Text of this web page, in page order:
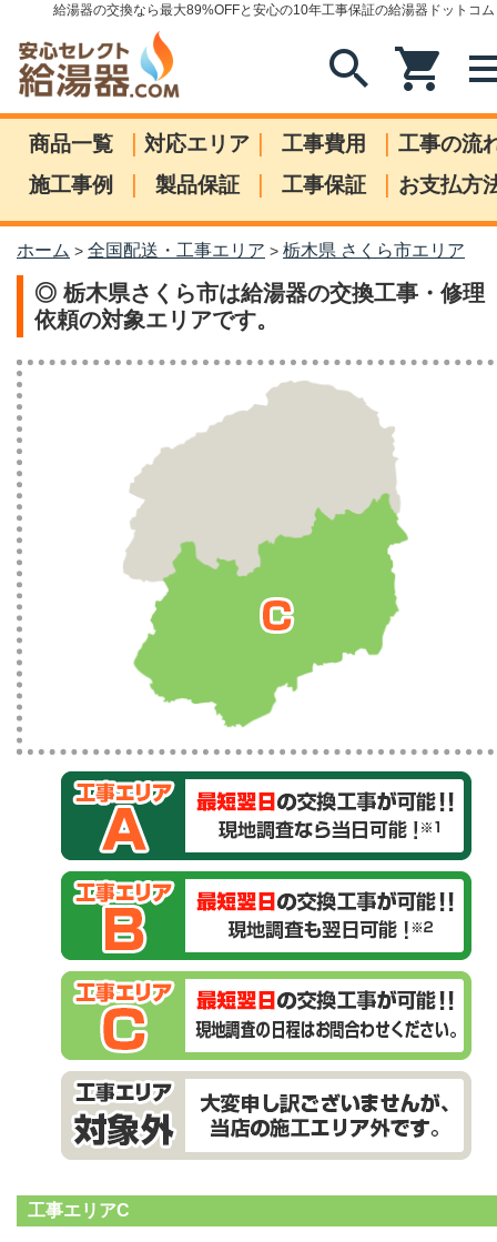
給湯器の交換なら最大89%OFFと安心の10年工事保証の給湯器ドットコム
search shopping_cart
商品一覧 | 対応エリア | 工事費用 | 工事の流
施工事例
| 製品保証 | 工事保証 | お支払方
ホーム > 全国配送・工事エリア > 栃木県 さくら市エリア
◎ 栃木県さくら市は給湯器の交換工事・修理
依頼の対象エリアです。
工事エリアC